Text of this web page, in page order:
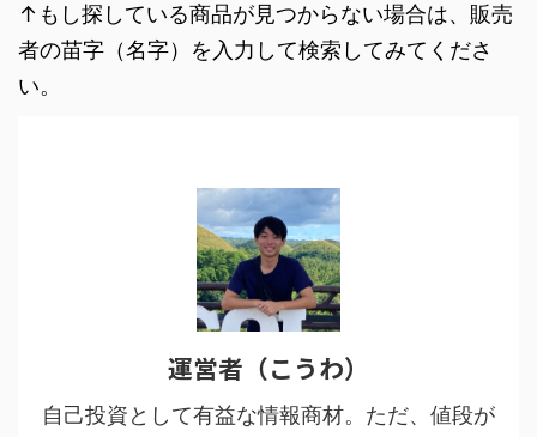
↑もし探している商品が見つからない場合は、販売
者の苗字（名字）を入力して検索してみてくださ
い。
運営者（こうわ）
自己投資として有益な情報商材。ただ、値段が